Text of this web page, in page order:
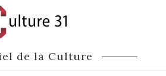
de la Culture